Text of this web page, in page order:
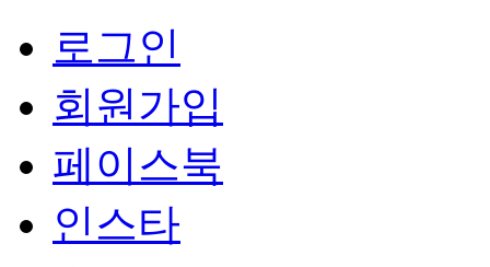
로그인
회원가입
페이스북
인스타